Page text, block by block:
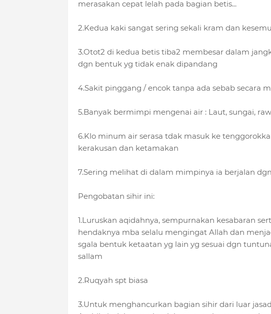
merasakan cepat lelah pada bagian betis...
2.Kedua kaki sangat sering sekali kram dan
3.Otot2 di kedua betis tiba2 membesar dalam
dgn bentuk yg tidak enak dipandang
4.Sakit pinggang / encok tanpa ada sebab secara
5.Banyak bermimpi mengenai air : Laut, sungai,
6.Klo minum air serasa tdak masuk ke
kerakusan dan ketamakan
7.Sering melihat di dalam mimpinya ia berjalan
Pengobatan sihir ini:
1.Luruskan aqidahnya, sempurnakan kesabaran
hendaknya mba selalu mengingat Allah dan
sgala bentuk ketaatan yg lain yg sesuai dgn
sallam
2.Ruqyah spt biasa
3.Untuk menghancurkan bagian sihir dari luar